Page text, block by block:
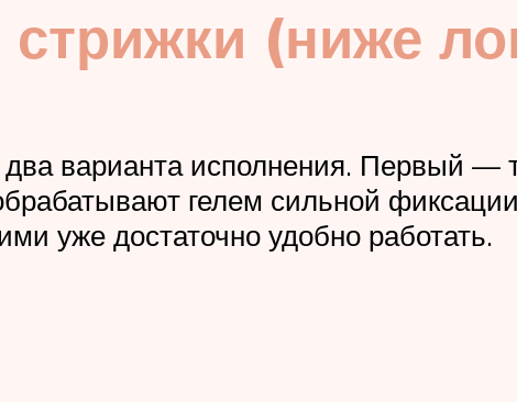
(ниже
два варианта исполнения. Первый
гелем сильной
уже достаточно удобно работать.